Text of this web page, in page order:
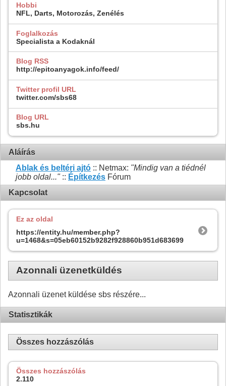
Hobbi
NFL, Darts, Motorozás, Zenélés
Foglalkozás
Specialista a Kodaknál
Blog RSS
http://epitoanyagok.info/feed/
Twitter profil URL
twitter.com/sbs68
Blog URL
sbs.hu
Aláírás
Ablak és beltéri ajtó :: Netmax: "Mindig van a tiédnél
jobb oldal...":: Építkezés Fórum
Kapcsolat
Ez az oldal
https://entity.hu/member.php?
u=1468&s=05eb60152b9282f928860b951d683699
Azonnali üzenetküldés
Azonnali üzenet küldése sbs részére...
Statisztikák
Összes hozzászólás
Összes hozzászólás
2.110